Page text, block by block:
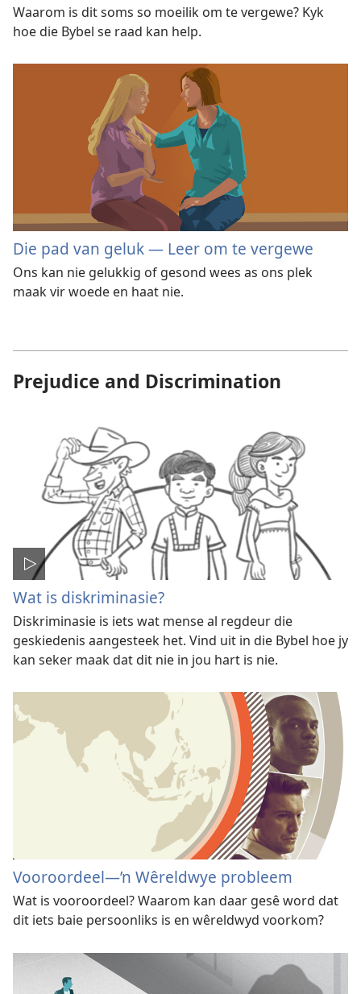
Waarom is dit soms so moeilik om te vergewe? Kyk
hoe die Bybel se raad kan help.
Die pad van geluk — Leer om te vergewe
Ons kan nie gelukkig of gesond wees as ons plek
maak vir woede en haat nie.
Prejudice and Discrimination
Wat is diskriminasie?
Diskriminasie is iets wat mense al regdeur die
geskiedenis aangesteek het. Vind uit in die Bybel hoe jy
kan seker maak dat dit nie in jou hart is nie.
Vooroordeel—’n Wêreldwye probleem
Wat is vooroordeel? Waarom kan daar gesê word dat
dit iets baie persoonliks is en wêreldwyd voorkom?